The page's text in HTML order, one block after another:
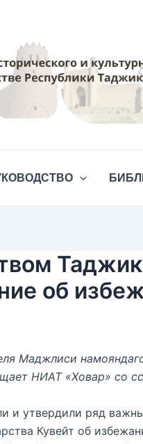
об
Маджлиси
НИАТ «Ховар» со
и утвердили ряд
Кувейт об